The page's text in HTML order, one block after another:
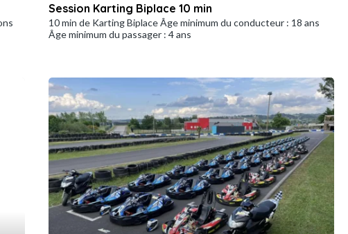
Session Karting Biplace 10 min
10 min de Karting Biplace Âge minimum du conducteur : 18 ans
Âge minimum du passager : 4 ans